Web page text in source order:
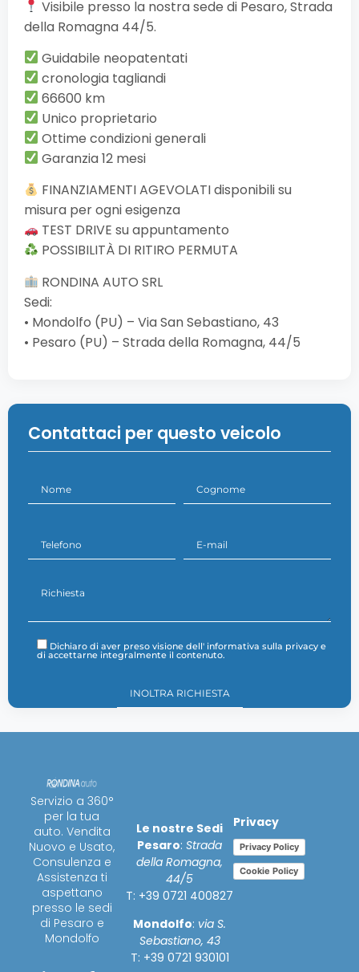
Visibile presso la nostra sede di Pesaro, Strada
della Romagna 44/5.
Guidabile neopatentati
cronologia tagliandi
66600 km
Unico proprietario
Ottime condizioni generali
Garanzia 12 mesi
FINANZIAMENTI AGEVOLATI disponibili su
misura per ogni esigenza
TEST DRIVE su appuntamento
POSSIBILITÀ DI RITIRO PERMUTA
RONDINA AUTO SRL
Sedi:
• Mondolfo (PU) – Via San Sebastiano, 43
• Pesaro (PU) – Strada della Romagna, 44/5
Contattaci per questo veicolo
Dichiaro di aver preso visione dell' informativa sulla privacy e
di accettarne integralmente il contenuto.
Servizio a 360°
per la tua
auto. Vendita
Nuovo e Usato,
Consulenza e
Assistenza ti
aspettano
presso le sedi
di Pesaro e
Mondolfo
Le nostre Sedi
Pesaro: Strada
della Romagna,
44/5
T: +39 0721 400827
Mondolfo: via S.
Sebastiano, 43
T: +39 0721 930101
Privacy
Privacy Policy
Cookie Policy